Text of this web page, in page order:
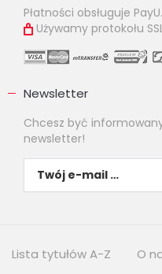
Płatności obsługuje
Używamy protokołu
Newsletter
Chcesz być
newsletter!
Lista tytułów A-Z O